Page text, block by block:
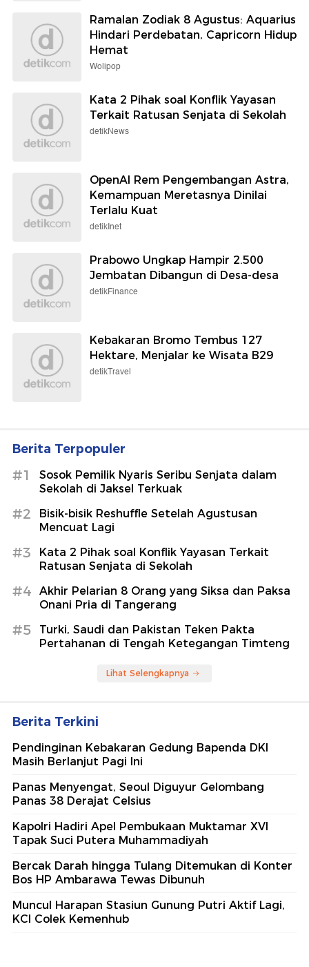
Ramalan Zodiak 8 Agustus: Aquarius
Hindari Perdebatan, Capricorn Hidup
Hemat
Wolipop
Kata 2 Pihak soal Konflik Yayasan
Terkait Ratusan Senjata di Sekolah
detikNews
OpenAI Rem Pengembangan Astra,
Kemampuan Meretasnya Dinilai
Terlalu Kuat
detikInet
Prabowo Ungkap Hampir 2.500
Jembatan Dibangun di Desa-desa
detikFinance
Kebakaran Bromo Tembus 127
Hektare, Menjalar ke Wisata B29
detikTravel
Berita Terpopuler
#1
Sosok Pemilik Nyaris Seribu Senjata dalam
Sekolah di Jaksel Terkuak
#2
Bisik-bisik Reshuffle Setelah Agustusan
Mencuat Lagi
#3
Kata 2 Pihak soal Konflik Yayasan Terkait
Ratusan Senjata di Sekolah
#4
Akhir Pelarian 8 Orang yang Siksa dan Paksa
Onani Pria di Tangerang
#5
Turki, Saudi dan Pakistan Teken Pakta
Pertahanan di Tengah Ketegangan Timteng
Lihat Selengkapnya
Berita Terkini
Pendinginan Kebakaran Gedung Bapenda DKI
Masih Berlanjut Pagi Ini
Panas Menyengat, Seoul Diguyur Gelombang
Panas 38 Derajat Celsius
Kapolri Hadiri Apel Pembukaan Muktamar XVI
Tapak Suci Putera Muhammadiyah
Bercak Darah hingga Tulang Ditemukan di Konter
Bos HP Ambarawa Tewas Dibunuh
Muncul Harapan Stasiun Gunung Putri Aktif Lagi,
KCI Colek Kemenhub